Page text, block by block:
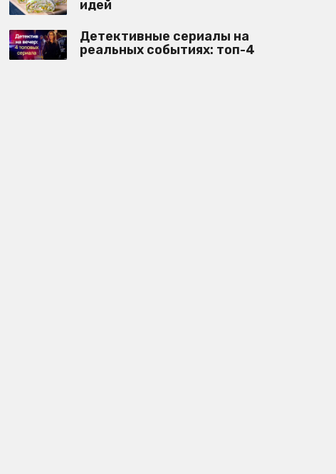
идей
Детективные сериалы на
реальных событиях: топ-4